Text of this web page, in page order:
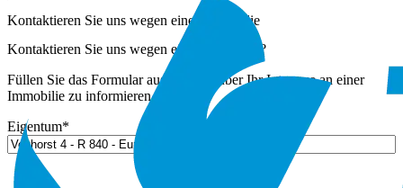
Kontaktieren Sie uns wegen einer Immobilie
Kontaktieren Sie uns wegen einer Immobilie?
Füllen Sie das Formular aus, um uns über Ihr Interesse an einer
Immobilie zu informieren.
Eigentum*